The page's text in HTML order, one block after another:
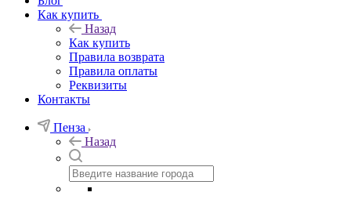
Как купить
Назад
Как купить
Правила возврата
Правила оплаты
Реквизиты
Контакты
Пенза
Назад